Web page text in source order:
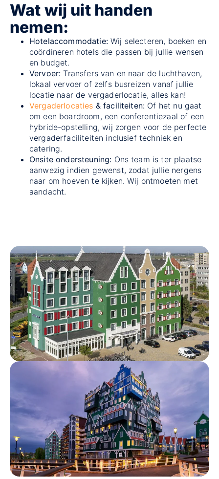
Wat wij uit handen
nemen:
Hotelaccommodatie:Wij selecteren, boeken en
coördineren hotels die passen bij jullie wensen
en budget.
Vervoer: Transfers van en naar de luchthaven,
lokaal vervoer of zelfs busreizen vanaf jullie
locatie naar de vergaderlocatie, alles kan!
Vergaderlocaties & faciliteiten: Of het nu gaat
om een boardroom, een conferentiezaal of een
hybride-opstelling, wij zorgen voor de perfecte
vergaderfaciliteiten inclusief techniek en
catering.
Onsite ondersteuning: Ons team is ter plaatse
aanwezig indien gewenst, zodat jullie nergens
naar om hoeven te kijken. Wij ontmoeten met
aandacht.